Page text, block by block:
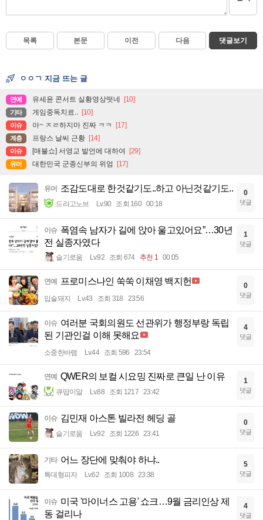
목록 본문 이전 다음 댓글보기
ㅇㅇㄱ 지금 뜨는 글
연예 유세윤 콘서트 실황영상떳네 [10]
기타 게임중독치료.. [10]
이슈 아~ ㅈㄹ하지마 진짜 ㅋㅋ [17]
계층 프랑스 날씨 근황 [14]
이슈 [매불쇼] 서영교 발언에 대하여 [29]
유머 대한민국 군종신부의 위엄 [17]
유머 조감도대로 한것같기도..하고 아닌것같기도..
드라고노브 Lv.90 조회 160 00:18
0
댓글
이슈 폭염속 남자가 길에 앉아 울고있어요”…30년
전 실종자였다
슬기로움 Lv.92 조회 674 추천 1 00:05
1
댓글
연예 프로미스나인 쑥쑥 이채영 백지헌
입술돼지 Lv.43 조회 318 23:56
0
댓글
이슈 여러분 국회의원도 선관위가 행정부랑 독립
된 기관인걸 이해 못해요
소중한바램 Lv.44 조회 596 23:54
4
댓글
연예 QWER의 보컬 시요밍 진짜로 큰일 난 이유
큐땁이알 Lv.88 조회 1217 23:42
1
댓글
이슈 김민재 아스톤 빌라전 헤딩 골
슬기로움 Lv.92 조회 1226 23:41
0
댓글
기타 어느 장단에 맞춰야 하냐..
특대형피자 Lv.62 조회 1008 23:38
5
댓글
이슈 미국 '마이너스 고용' 쇼크…9월 금리인상 제
동 걸리나
4
댓글